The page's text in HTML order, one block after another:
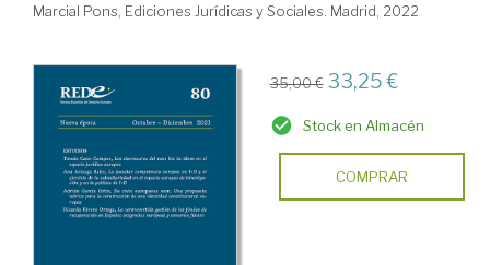
Marcial Pons, Ediciones Jurídicas y Sociales. Madrid, 2022
35,00 € 33,25 €
Stock en Almacén
COMPRAR